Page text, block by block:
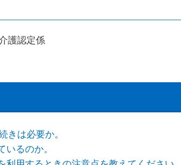
護認定係
きは必要か。
いるのか。